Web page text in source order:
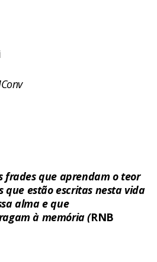
frades que aprendam o teor
que estão escritas nesta vida
alma e que
à memória(RNB